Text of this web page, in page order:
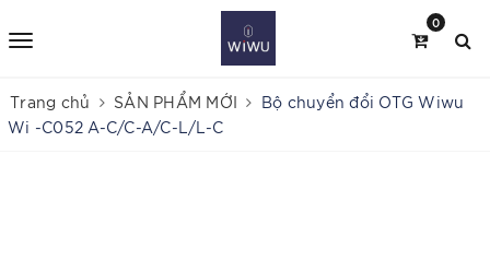
0
Trang chủ SẢN PHẨM MỚI
Bộ chuyển đổi OTG Wiwu
Wi -C052 A-C/C-A/C-L/L-C